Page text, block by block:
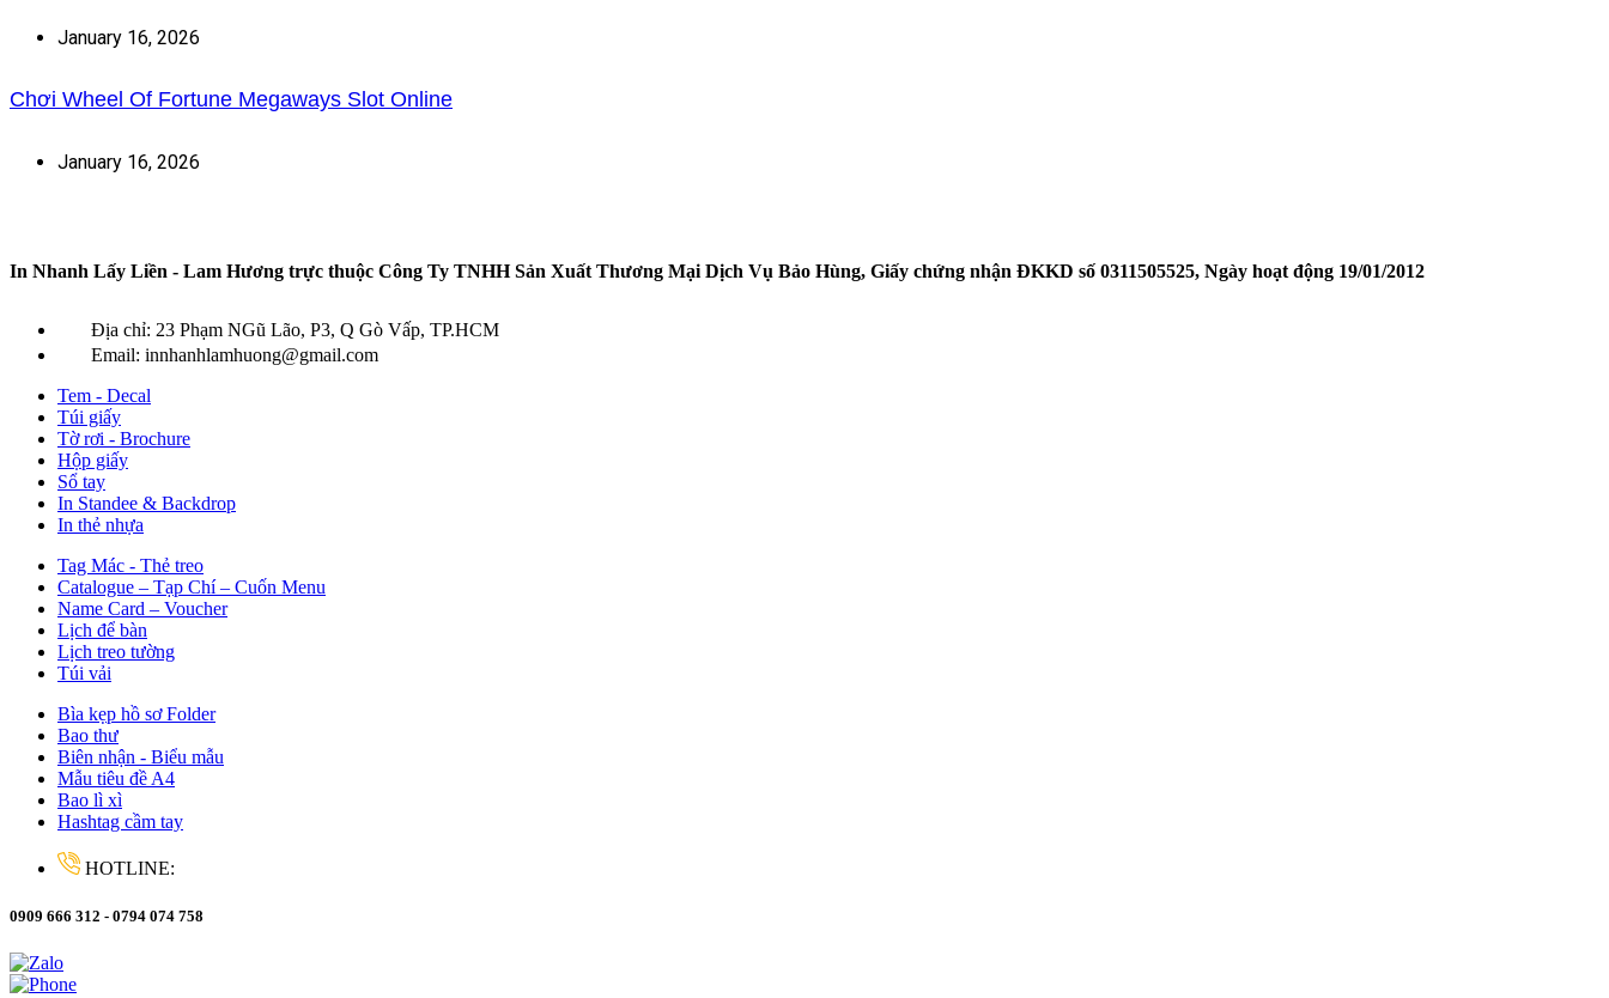
January 16, 2026
Chơi Wheel Of Fortune Megaways Slot Online
January 16, 2026
In Nhanh Lấy Liền - Lam Hương trực thuộc Công Ty TNHH Sản Xuất Thương Mại Dịch Vụ Bảo Hùng, Giấy chứng nhận ĐKKD số 0311505525, Ngày hoạt động 19/01/2012
Địa chỉ: 23 Phạm NGũ Lão, P3, Q Gò Vấp, TP.HCM
Email: innhanhlamhuong@gmail.com
Tem - Decal
Túi giấy
Tờ rơi - Brochure
Hộp giấy
Sổ tay
In Standee & Backdrop
In thẻ nhựa
Tag Mác - Thẻ treo
Catalogue – Tạp Chí – Cuốn Menu
Name Card – Voucher
Lịch để bàn
Lịch treo tường
Túi vải
Bìa kẹp hồ sơ Folder
Bao thư
Biên nhận - Biểu mẫu
Mẫu tiêu đề A4
Bao lì xì
Hashtag cầm tay
HOTLINE:
0909 666 312 - 0794 074 758